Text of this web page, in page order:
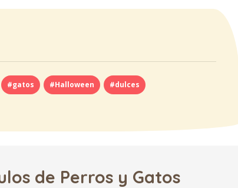
#gatos #Halloween #dulces
de Perros y Gatos